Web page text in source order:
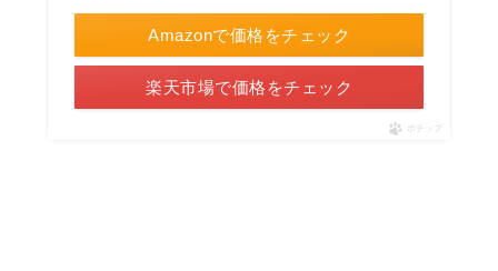
Amazonで価格をチェック
楽天市場で価格をチェック
ポチップ